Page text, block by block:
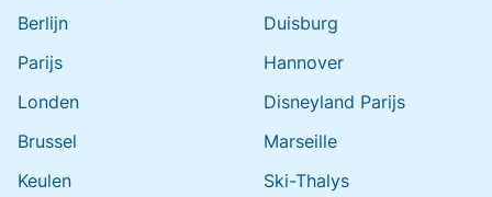
Berlijn
Parijs
Londen
Brussel
Keulen
Duisburg
Hannover
Disneyland Parijs
Marseille
Ski-Thalys